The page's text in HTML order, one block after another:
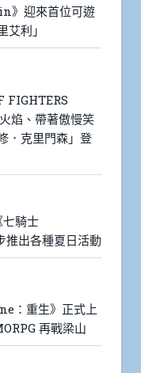
》迎來首位可遊
艾利」
FIGHTERS
焰、帶著傲慢笑
．克里門森」登
騎士
推出各種夏日活動
：重生》正式上
再戰梁山